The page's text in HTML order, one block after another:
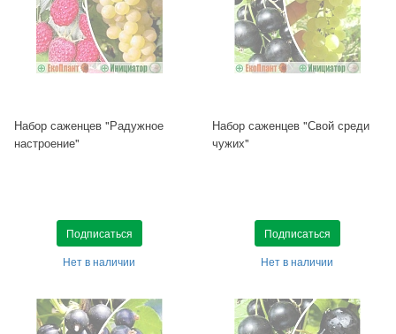
Набор саженцев "Радужное
настроение"
Подписаться
Нет в наличии
Набор саженцев "Свой среди
чужих"
Подписаться
Нет в наличии